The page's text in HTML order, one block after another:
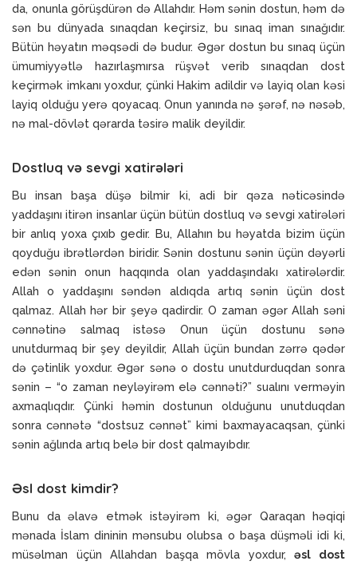
da, onunla görüşdürən də Allahdır. Həm sənin dostun, həm də
sən bu dünyada sınaqdan keçirsiz, bu sınaq iman sınağıdır.
Bütün həyatın məqsədi də budur. Əgər dostun bu sınaq üçün
ümumiyyətlə hazırlaşmırsa rüşvət verib sınaqdan dost
keçirmək imkanı yoxdur, çünki Hakim adildir və layiq olan kəsi
layiq olduğu yerə qoyacaq. Onun yanında nə şərəf, nə nəsəb,
nə mal-dövlət qərarda təsirə malik deyildir.
Dostluq və sevgi xatirələri
Bu insan başa düşə bilmir ki, adi bir qəza nəticəsində
yaddaşını itirən insanlar üçün bütün dostluq və sevgi xatirələri
bir anlıq yoxa çıxıb gedir. Bu, Allahın bu həyatda bizim üçün
qoyduğu ibrətlərdən biridir. Sənin dostunu sənin üçün dəyərli
edən sənin onun haqqında olan yaddaşındakı xatirələrdir.
Allah o yaddaşını səndən aldıqda artıq sənin üçün dost
qalmaz. Allah hər bir şeyə qadirdir. O zaman əgər Allah səni
cənnətinə salmaq istəsə Onun üçün dostunu sənə
unutdurmaq bir şey deyildir, Allah üçün bundan zərrə qədər
də çətinlik yoxdur. Əgər sənə o dostu unutdurduqdan sonra
sənin – “o zaman neyləyirəm elə cənnəti?” sualını verməyin
axmaqlıqdır. Çünki həmin dostunun olduğunu unutduqdan
sonra cənnətə “dostsuz cənnət” kimi baxmayacaqsan, çünki
sənin ağlında artıq belə bir dost qalmayıbdır.
Əsl dost kimdir?
Bunu da əlavə etmək istəyirəm ki, əgər Qaraqan həqiqi
mənada İslam dininin mənsubu olubsa o başa düşməli idi ki,
müsəlman üçün Allahdan başqa mövla yoxdur,əsl dost